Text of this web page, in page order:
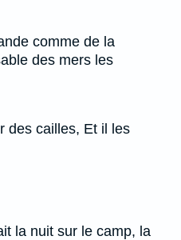
comme de la
des mers les
des cailles, Et il les
la nuit sur le camp, la